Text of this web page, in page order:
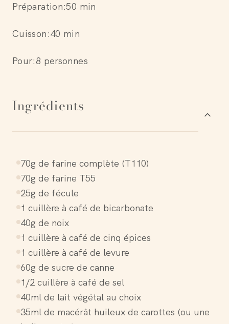
Préparation:50 min
Cuisson:40 min
Pour:8 personnes
Ingrédients
70g de farine complète (T110)
70g de farine T55
25g de fécule
1 cuillère à café de bicarbonate
40g de noix
1 cuillère à café de cinq épices
1 cuillère à café de levure
60g de sucre de canne
1/2 cuillère à café de sel
40ml de lait végétal au choix
35ml de macérât huileux de carottes (ou une